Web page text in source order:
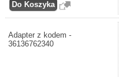
Adapter z kodem -
36136762340